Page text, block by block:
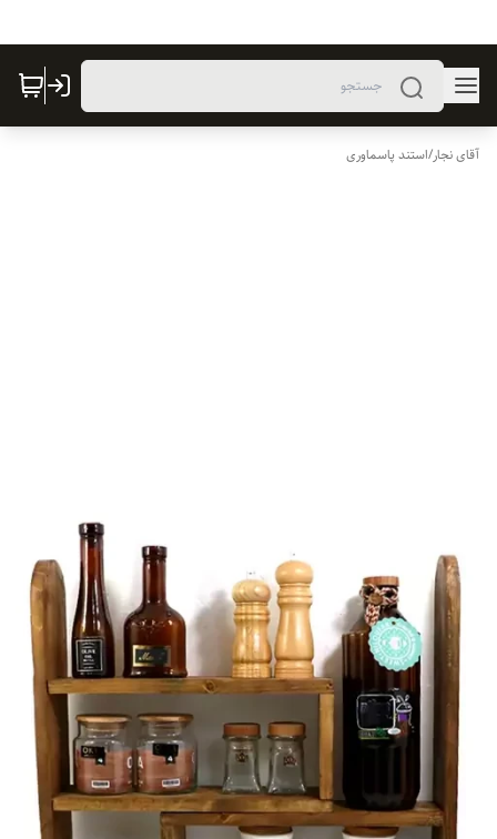
آقای نجار/استند پاسماوری